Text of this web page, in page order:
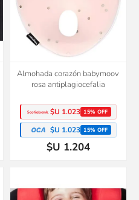
Almohada corazón babymoov
rosa antiplagiocefalia
$U 1.023 15% OFF
$U 1.023 15% OFF
$U 1.204